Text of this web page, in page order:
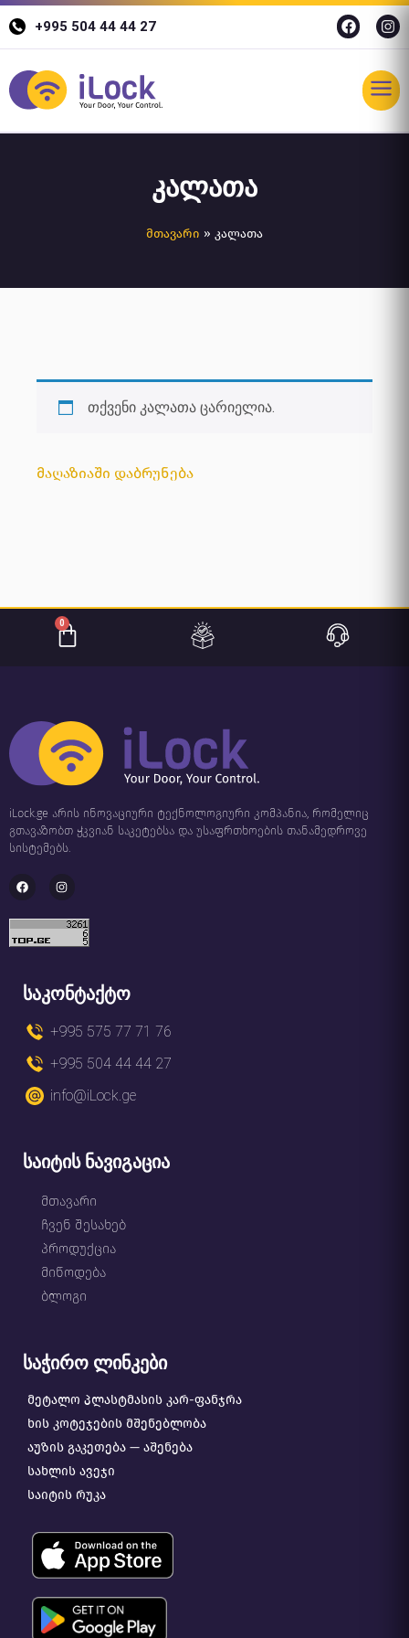
+995 504 44 44 27
კალათა
მთავარი » კალათა
თქვენი კალათა ცარიელია.
მაღაზიაში დაბრუნება
0
iLock.ge არის ინოვაციური ტექნოლოგიური კომპანია, რომელიც
გთავაზობთ ჭკვიან საკეტებსა და უსაფრთხოების თანამედროვე
სისტემებს.
საკონტაქტო
+995 575 77 71 76
+995 504 44 44 27
info@iLock.ge
საიტის ნავიგაცია
მთავარი
ჩვენ შესახებ
პროდუქცია
მიწოდება
ბლოგი
საჭირო ლინკები
მეტალო პლასტმასის კარ-ფანჯრა
ხის კოტეჯების მშენებლობა
აუზის გაკეთება — აშენება
სახლის ავეჯი
საიტის რუკა